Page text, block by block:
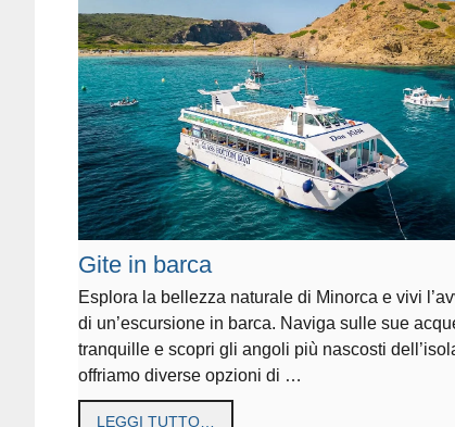
Gite in barca
Esplora la bellezza naturale di Minorca e vivi
di un’escursione in barca. Naviga sulle sue
tranquille e scopri gli angoli più nascosti
offriamo diverse opzioni di …
LEGGI TUTTO…